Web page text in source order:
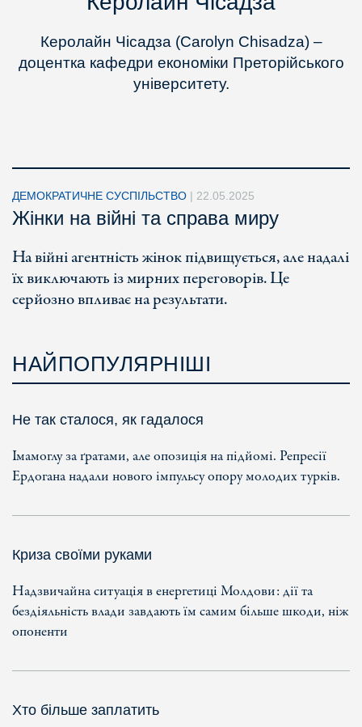
Керолайн Чісадза (Carolyn Chisadza) –
доцентка кафедри економіки Преторійського
університету.
ДЕМОКРАТИЧНЕ СУСПІЛЬСТВО | 22.05.2025
Жінки на війні та справа миру
На війні агентність жінок підвищується, але надалі
їх виключають із мирних переговорів. Це
серйозно впливає на результати.
НАЙПОПУЛЯРНІШІ
Не так сталося, як гадалося
Імамоглу за ґратами, але опозиція на підйомі. Репресії
Ердогана надали нового імпульсу опору молодих турків.
Криза своїми руками
Надзвичайна ситуація в енергетиці Молдови: дії та
бездіяльність влади завдають їм самим більше шкоди, ніж
опоненти
Хто більше заплатить